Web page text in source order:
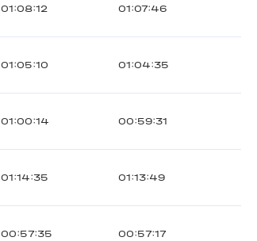
01:08:12 01:07:46
01:05:10 01:04:35
01:00:14 00:59:31
01:14:35 01:13:49
00:57:35 00:57:17